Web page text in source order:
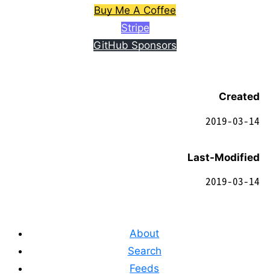
Buy Me A Coffee
Stripe
GitHub Sponsors
Created
2019-03-14
Last-Modified
2019-03-14
About
Search
Feeds